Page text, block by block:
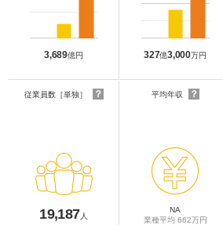
3,689億円 327億3,000万円
従業員数［単独］ ？
19,187人
平均年収 ？
NA
業種平均 662万円